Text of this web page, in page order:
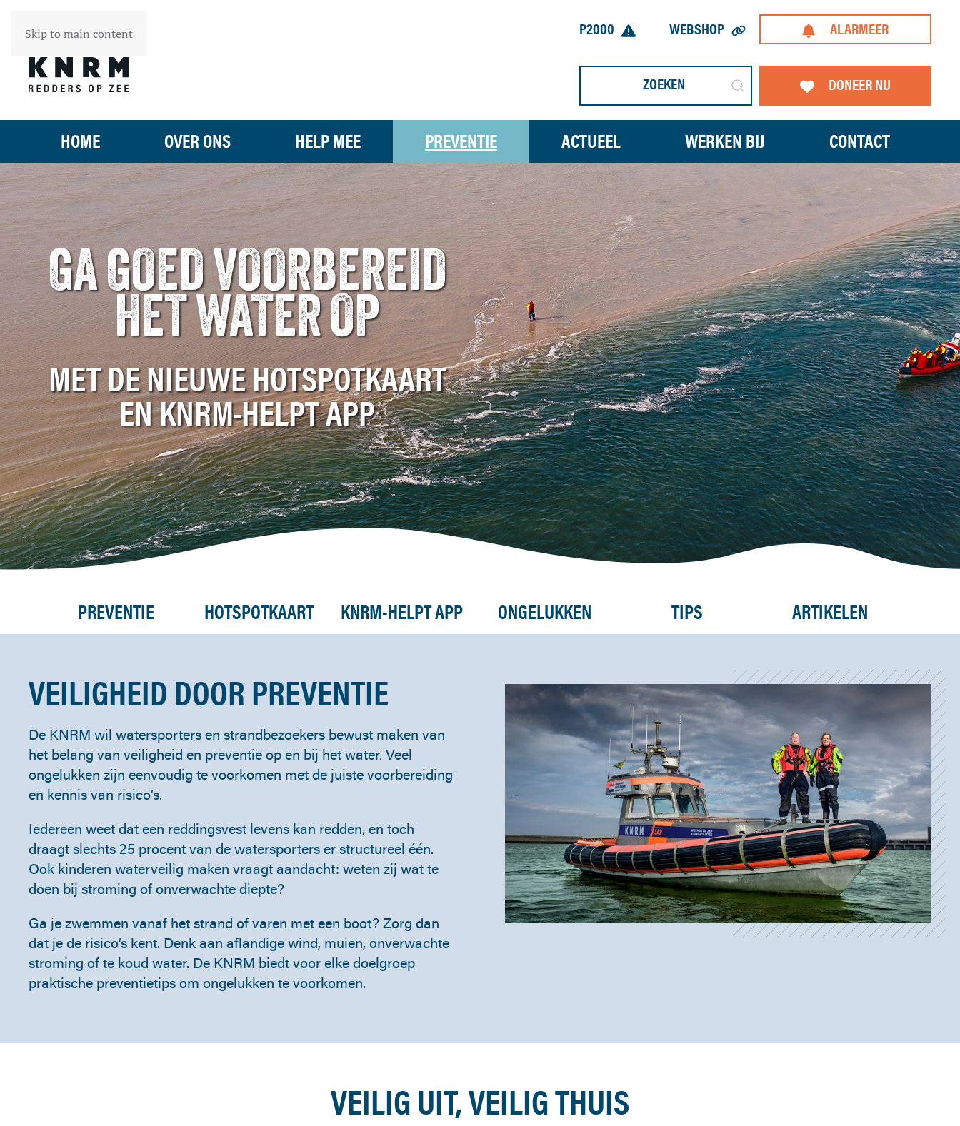
Skip to main content P2000 WEBSHOP ALARMEER
DONEER NU
HOME OVER ONS HELP MEE PREVENTIE ACTUEEL WERKEN BIJ CONTACT
GA GOED VOORBEREID
HET WATER OP
MET DE NIEUWE HOTSPOTKAART
EN KNRM-HELPT APP
PREVENTIE HOTSPOTKAART KNRM-HELPT APP ONGELUKKEN TIPS ARTIKELEN
VEILIGHEID DOOR PREVENTIE
De KNRM wil watersporters en strandbezoekers bewust maken van
het belang van veiligheid en preventie op en bij het water. Veel
ongelukken zijn eenvoudig te voorkomen met de juiste voorbereiding
en kennis van risico’s.
Iedereen weet dat een reddingsvest levens kan redden, en toch
draagt slechts 25 procent van de watersporters er structureel één.
Ook kinderen waterveilig maken vraagt aandacht: weten zij wat te
doen bij stroming of onverwachte diepte?
Ga je zwemmen vanaf het strand of varen met een boot? Zorg dan
dat je de risico’s kent. Denk aan aflandige wind, muien, onverwachte
stroming of te koud water. De KNRM biedt voor elke doelgroep
praktische preventietips om ongelukken te voorkomen.
VEILIG UIT, VEILIG THUIS